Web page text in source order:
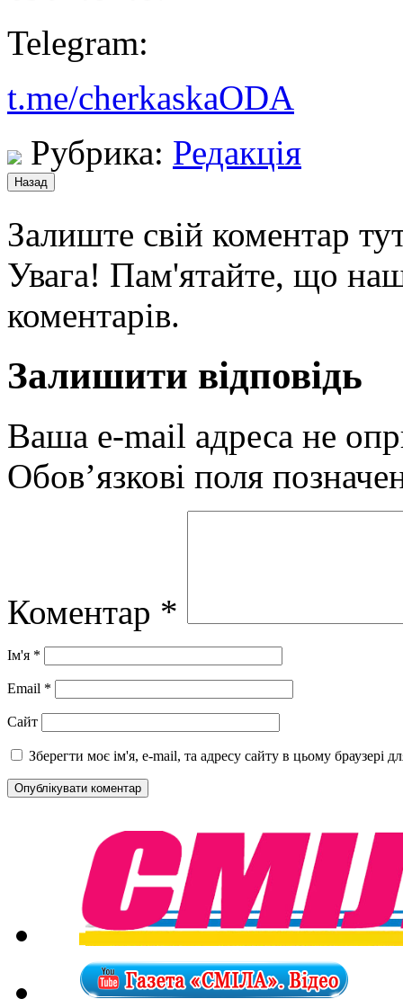
Telegram:
t.me/cherkaskaODA
Рубрика: Редакція
Залиште свій коментар
Увага! Пам'ятайте, що
коментарів.
Залишити відповідь
Ваша e-mail адреса не
Обов’язкові поля
Коментар *
Ім'я *
Email *
Сайт
Зберегти моє ім'я, e-mail, та адресу сайту в цьому браузері